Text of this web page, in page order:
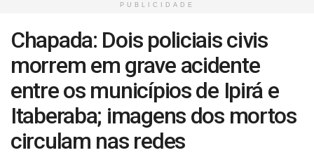
PUBLICIDADE
Chapada: Dois policiais civis
morrem em grave acidente
entre os municípios de Ipirá e
Itaberaba; imagens dos mortos
circulam nas redes